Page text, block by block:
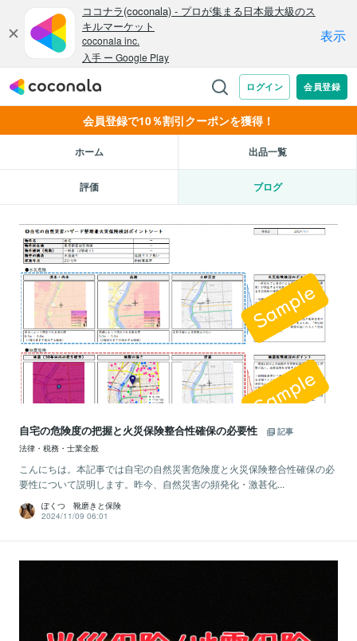
会員登録で10％割引クーポンを獲得！
ホーム 出品一覧
評価 ブログ
自宅の危険度の把握と火災保険整合性確保の必要性
記事
法律・税務・士業全般
こんにちは。本記事では自宅の自然災害危険度と火災保険整合性確保の必
要性について説明します。昨今、自然災害の頻発化・激甚化...
ぽくつ 靴磨きと保険
2024/11/09 06:01